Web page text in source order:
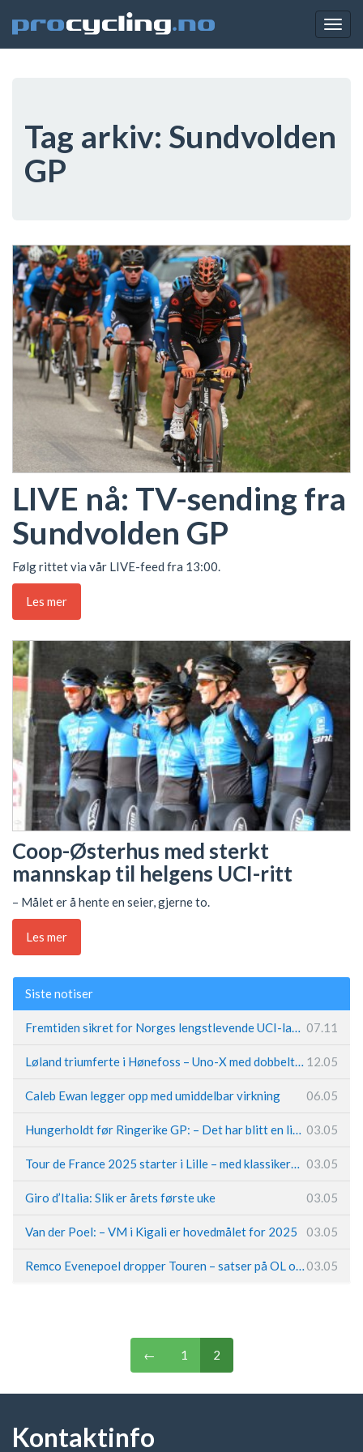
Tag arkiv: Sundvolden
GP
LIVE nå: TV-sending fra
Sundvolden GP
Følg rittet via vår LIVE-feed fra 13:00.
Les mer
Coop-Østerhus med sterkt
mannskap til helgens UCI-ritt
– Målet er å hente en seier, gjerne to.
Les mer
Siste notiser
Fremtiden sikret for Norges lengstlevende UCI-lag – Kristoff trer inn i sentral rolle 07.11
Løland triumferte i Hønefoss – Uno-X med dobbeltslag på hjemmebane 12.05
Caleb Ewan legger opp med umiddelbar virkning 06.05
Hungerholdt før Ringerike GP: – Det har blitt en livsstil 03.05
Tour de France 2025 starter i Lille – med klassikerpreg 03.05
Giro d’Italia: Slik er årets første uke 03.05
Van der Poel: – VM i Kigali er hovedmålet for 2025 03.05
Remco Evenepoel dropper Touren – satser på OL og Vueltaen03.05
← 1 2
Kontaktinfo